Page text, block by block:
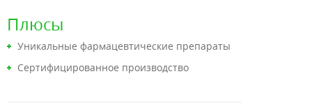
Плюсы
Уникальные фармацевтические препараты
Сертифицированное производство